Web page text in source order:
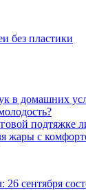
без пластики
в домашних
подтяжке
жары с
сентября